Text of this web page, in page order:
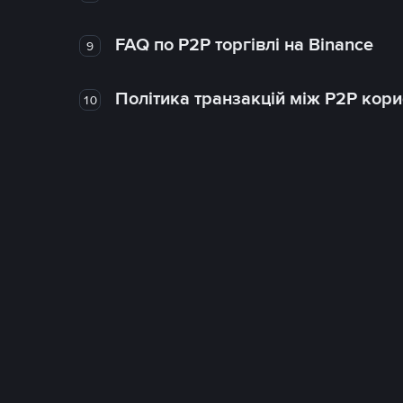
9 FAQ по P2P торгівлі на Binance
10 Політика транзакцій між P2P